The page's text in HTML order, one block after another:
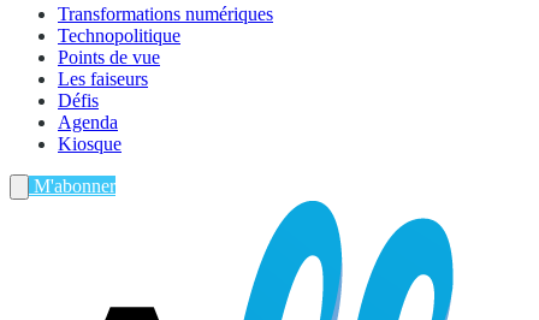
Transformations numériques
Technopolitique
Points de vue
Les faiseurs
Défis
Agenda
Kiosque
M'abonner